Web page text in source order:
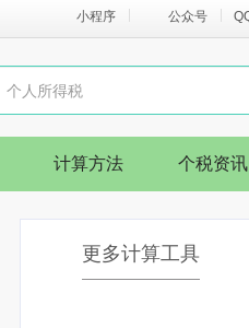
小程序 公众号
计算方法 个税资讯
更多计算工具